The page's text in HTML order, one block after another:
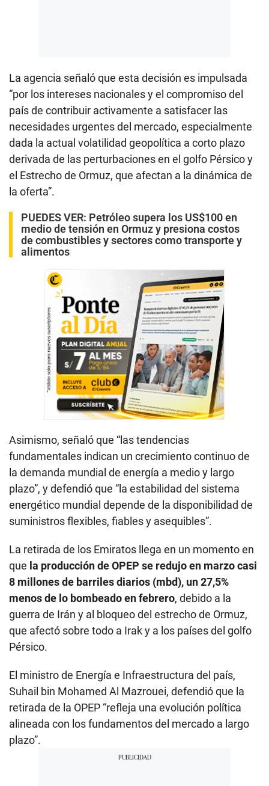
La agencia señaló que esta decisión es impulsada
“por los intereses nacionales y el compromiso del
país de contribuir activamente a satisfacer las
necesidades urgentes del mercado, especialmente
dada la actual volatilidad geopolítica a corto plazo
derivada de las perturbaciones en el golfo Pérsico y
el Estrecho de Ormuz, que afectan a la dinámica de
la oferta”.
PUEDES VER: Petróleo supera los US$100 en
medio de tensión en Ormuz y presiona costos
de combustibles y sectores como transporte y
alimentos
Asimismo, señaló que “las tendencias
fundamentales indican un crecimiento continuo de
la demanda mundial de energía a medio y largo
plazo”, y defendió que “la estabilidad del sistema
energético mundial depende de la disponibilidad de
suministros flexibles, fiables y asequibles”.
La retirada de los Emiratos llega en un momento en
que la producción de OPEP se redujo en marzo casi
8 millones de barriles diarios (mbd), un 27,5%
menos de lo bombeado en febrero, debido a la
guerra de Irán y al bloqueo del estrecho de Ormuz,
que afectó sobre todo a Irak y a los países del golfo
Pérsico.
El ministro de Energía e Infraestructura del país,
Suhail bin Mohamed Al Mazrouei, defendió que la
retirada de la OPEP “refleja una evolución política
alineada con los fundamentos del mercado a largo
plazo”.